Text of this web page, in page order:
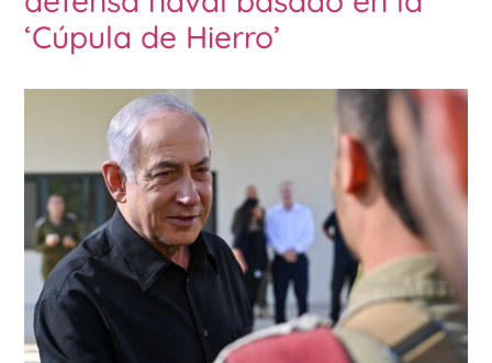
‘Cúpula de Hierro’